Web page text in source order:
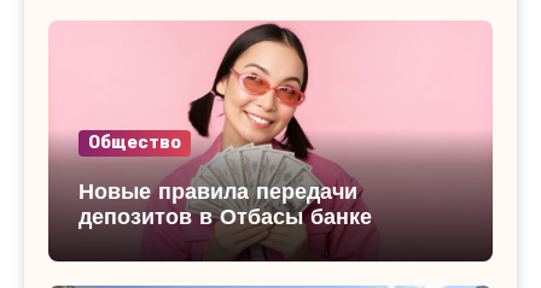
Общество
Новые правила передачи
депозитов в Отбасы банке